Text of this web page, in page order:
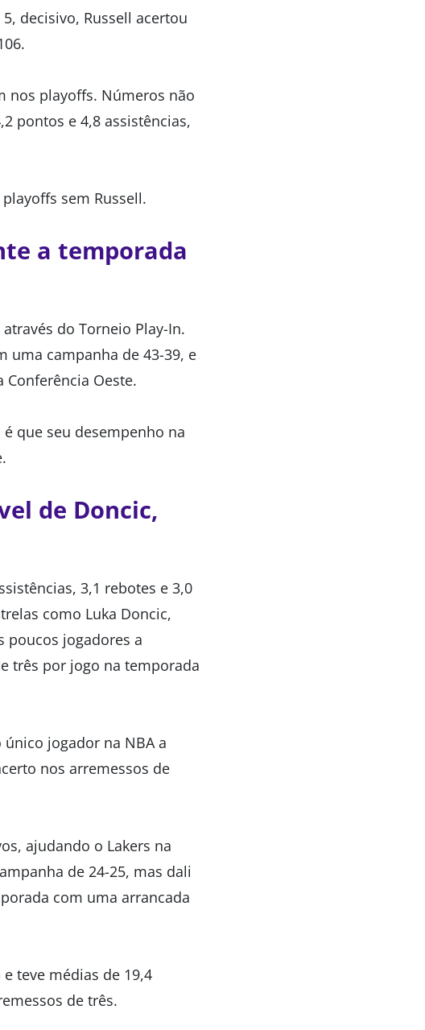
decisivo, Russell acertou
nos playoffs. Números não
pontos e 4,8 assistências,
sem Russell.
a temporada
do Torneio Play-In.
uma campanha de 43-39, e
Oeste.
que seu desempenho na
de Doncic,
3,1 rebotes e 3,0
como Luka Doncic,
poucos jogadores a
três por jogo na temporada
jogador na NBA a
nos arremessos de
ajudando o Lakers na
de 24-25, mas dali
com uma arrancada
teve médias de 19,4
de três.